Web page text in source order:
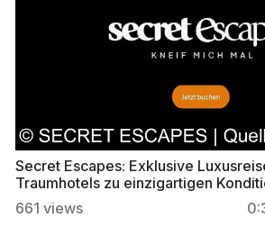
Secret Escapes: Exklusive
Traumhotels zu einzigartigen
661 views